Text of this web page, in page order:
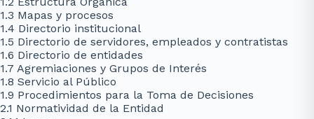
1.3 Mapas y procesos
1.4 Directorio institucional
1.5 Directorio de servidores, empleados y contratistas
1.6 Directorio de entidades
1.7 Agremiaciones y Grupos de Interés
1.8 Servicio al Público
1.9 Procedimientos para la Toma de Decisiones
2.1 Normatividad de la Entidad